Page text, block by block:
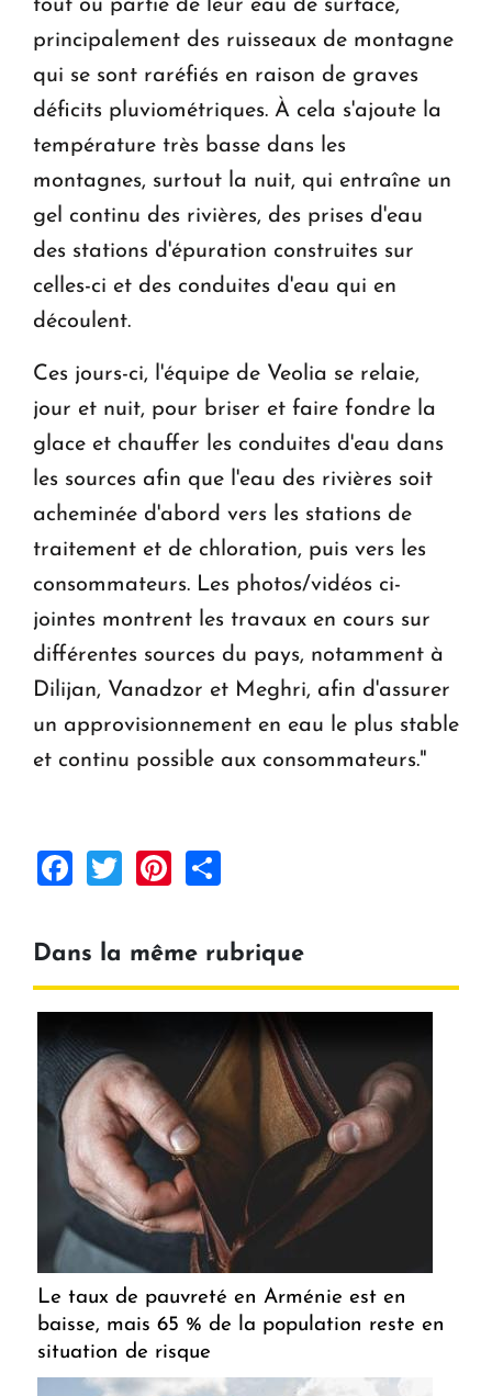
tout ou partie de leur eau de surface,
principalement des ruisseaux de montagne
qui se sont raréfiés en raison de graves
déficits pluviométriques. À cela s'ajoute la
température très basse dans les
montagnes, surtout la nuit, qui entraîne un
gel continu des rivières, des prises d'eau
des stations d'épuration construites sur
celles-ci et des conduites d'eau qui en
découlent.
Ces jours-ci, l'équipe de Veolia se relaie,
jour et nuit, pour briser et faire fondre la
glace et chauffer les conduites d'eau dans
les sources afin que l'eau des rivières soit
acheminée d'abord vers les stations de
traitement et de chloration, puis vers les
consommateurs. Les photos/vidéos ci-
jointes montrent les travaux en cours sur
différentes sources du pays, notamment à
Dilijan, Vanadzor et Meghri, afin d'assurer
un approvisionnement en eau le plus stable
et continu possible aux consommateurs."
Facebook
TwitterPinterest
Dans la même rubrique
Le taux de pauvreté en Arménie est en
baisse, mais 65 % de la population reste en
situation de risque